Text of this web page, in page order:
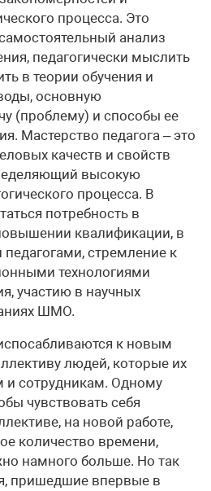
процесса. Это
анализ
педагогически мыслить
в теории обучения и
основную
(проблему) и способы ее
Мастерство педагога – это
качеств и свойств
высокую
процесса. В
потребность в
квалификации, в
стремление к
технологиями
участию в научных
ШМО.
к новым
людей, которые их
и сотрудникам. Одному
чувствовать себя
на новой работе,
количество времени,
намного больше. Но так
пришедшие впервые в